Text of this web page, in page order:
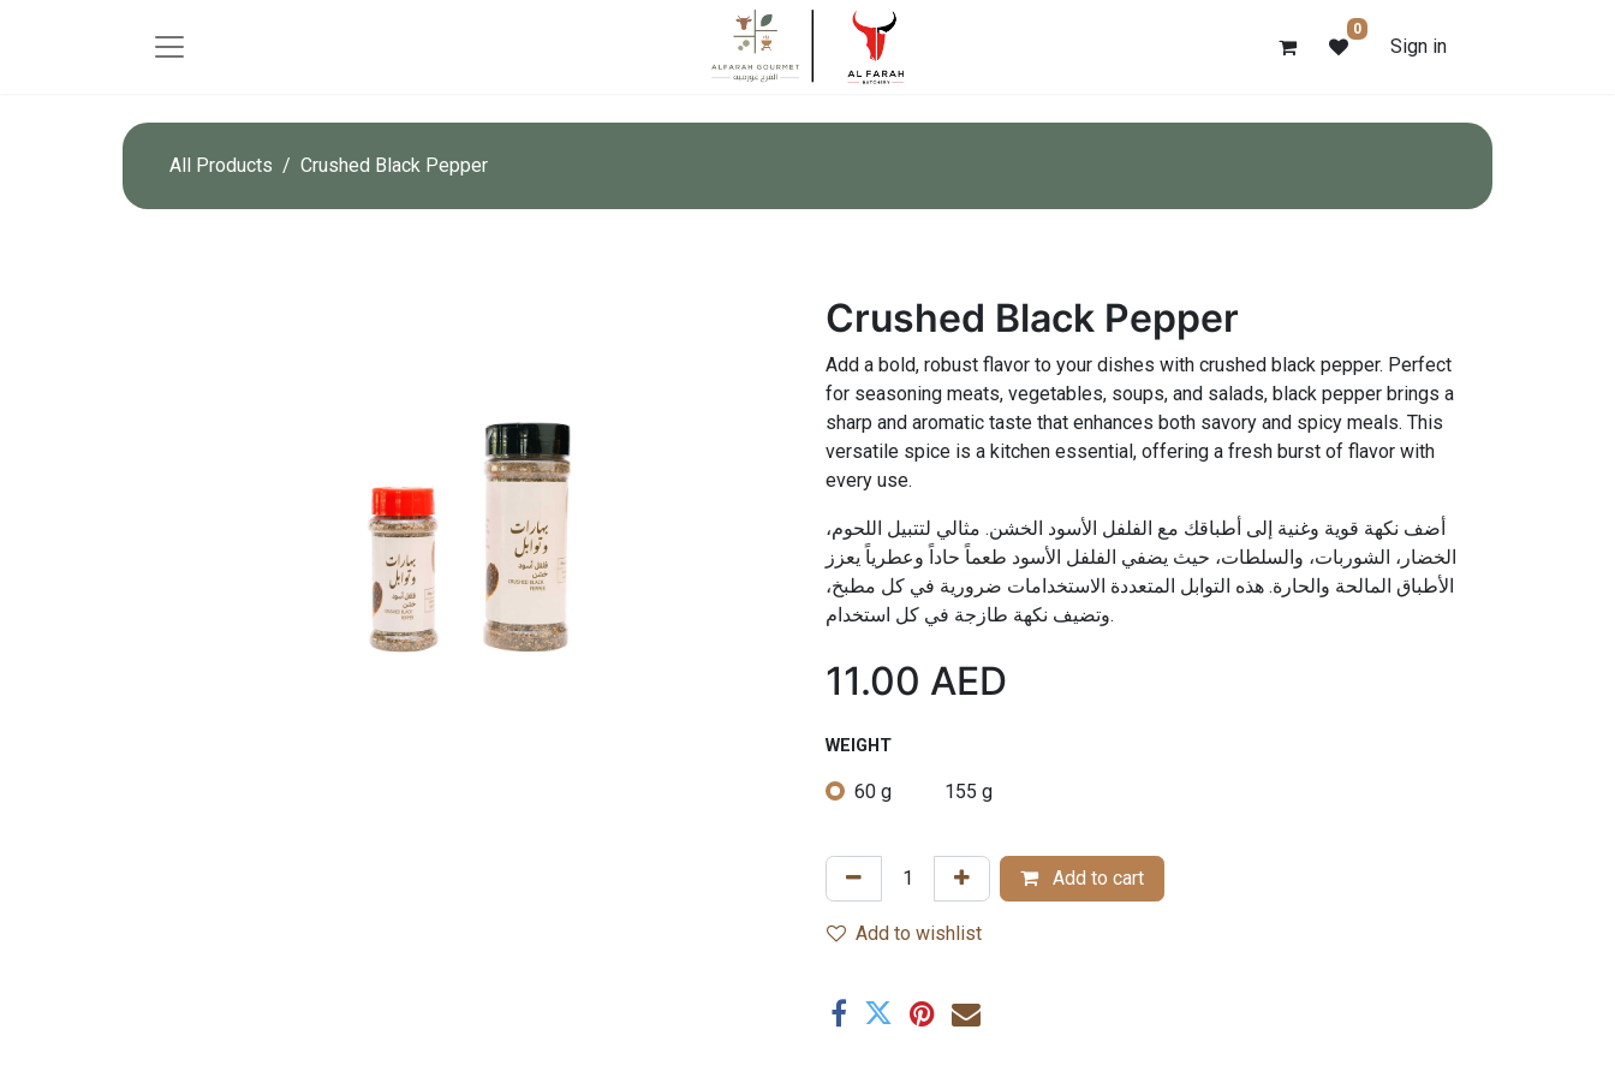
0
Sign in
All Products Crushed Black Pepper
Crushed Black Pepper
Add a bold, robust flavor to your dishes with crushed black pepper. Perfect
for seasoning meats, vegetables, soups, and salads, black pepper brings a
sharp and aromatic taste that enhances both savory and spicy meals. This
versatile spice is a kitchen essential, offering a fresh burst of flavor with
every use.
أضف نكهة قوية وغنية إلى أطباقك مع الفلفل الأسود الخشن. مثالي لتتبيل اللحوم،
الخضار، الشوربات، والسلطات، حيث يضفي الفلفل الأسود طعماً حاداً وعطرياً يعزز
الأطباق المالحة والحارة. هذه التوابل المتعددة الاستخدامات ضرورية في كل مطبخ،
وتضيف نكهة طازجة في كل استخدام.
11.00 AED
WEIGHT
60 g 155 g
Add to cart
Add to wishlist